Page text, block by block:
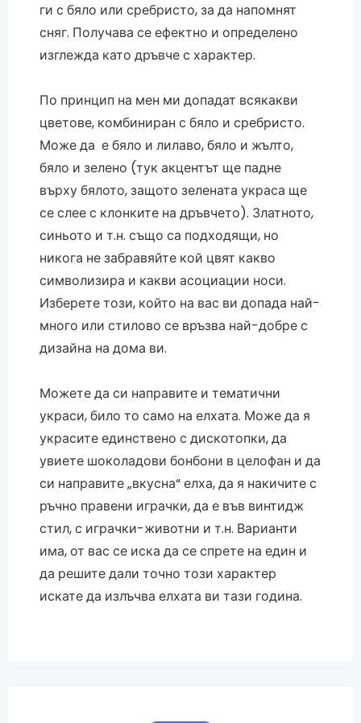
ги с бяло или сребристо, за да напомнят
сняг. Получава се ефектно и определено
изглежда като дръвче с характер.
По принцип на мен ми допадат всякакви
цветове, комбиниран с бяло и сребристо.
Може да е бяло и лилаво, бяло и жълто,
бяло и зелено (тук акцентът ще падне
върху бялото, защото зелената украса ще
се слее с клонките на дръвчето). Златното,
синьото и т.н. също са подходящи, но
никога не забравяйте кой цвят какво
символизира и какви асоциации носи.
Изберете този, който на вас ви допада най-
много или стилово се връзва най-добре с
дизайна на дома ви.
Можете да си направите и тематични
украси, било то само на елхата. Може да я
украсите единствено с дискотопки, да
увиете шоколадови бонбони в целофан и да
си направите „вкусна“ елха, да я накичите с
ръчно правени играчки, да е във винтидж
стил, с играчки-животни и т.н. Варианти
има, от вас се иска да се спрете на един и
да решите дали точно този характер
искате да излъчва елхата ви тази година.